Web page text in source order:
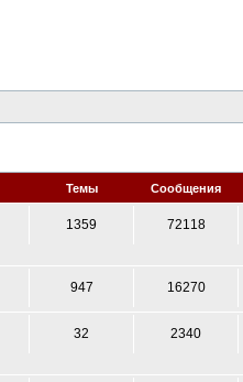
Темы Сообщения
1359 72118
947 16270
32 2340